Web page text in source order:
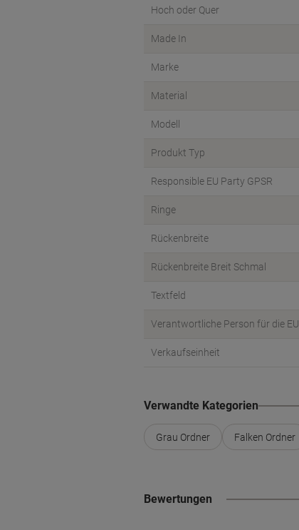
Hoch oder Quer
Made In
Marke
Material
Modell
Produkt Typ
Responsible EU Party GPSR
Ringe
Rückenbreite
Rückenbreite Breit Schmal
Textfeld
Verantwortliche Person für die EU
Verkaufseinheit
Verwandte Kategorien
Grau Ordner Falken Ordner
Bewertungen